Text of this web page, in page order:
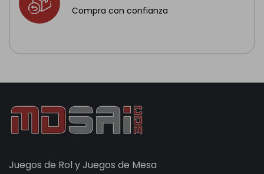
Compra con confianza
Juegos de Rol y Juegos de Mesa